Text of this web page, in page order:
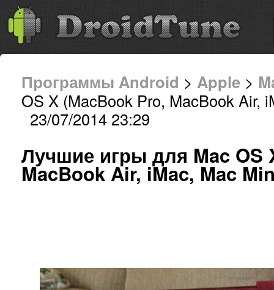
Программы Android > Apple >
OS X (MacBook Pro, MacBook Air,
23/07/2014 23:29
Лучшие игры для Mac OS
MacBook Air, iMac, Mac